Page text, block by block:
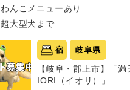
わんこメニューあり
超大型犬まで
宿 岐阜県
【岐阜・郡上市】「満
IORI（イオリ）」